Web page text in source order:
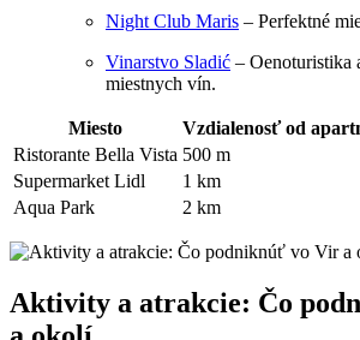
Night Club Maris – Perfektné
Vinarstvo Sladić – Oenoturistika
miestnych vín.
Miesto
Vzdialenosť od
Ristorante Bella Vista 500 m
Supermarket Lidl
1 km
Aqua Park
2 km
Aktivity a atrakcie: Čo